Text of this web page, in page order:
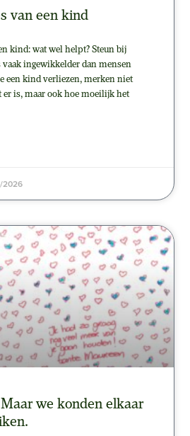
van een kind
kind: wat wel helpt? Steun bij
ingewikkelder dan mensen
een kind verliezen, merken niet
er is, maar ook hoe moeilijk het
2026
we konden elkaar